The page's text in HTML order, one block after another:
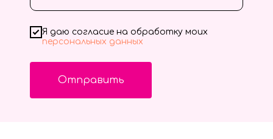
Я даю согласие на обработку моих
персональных данных
Отправить